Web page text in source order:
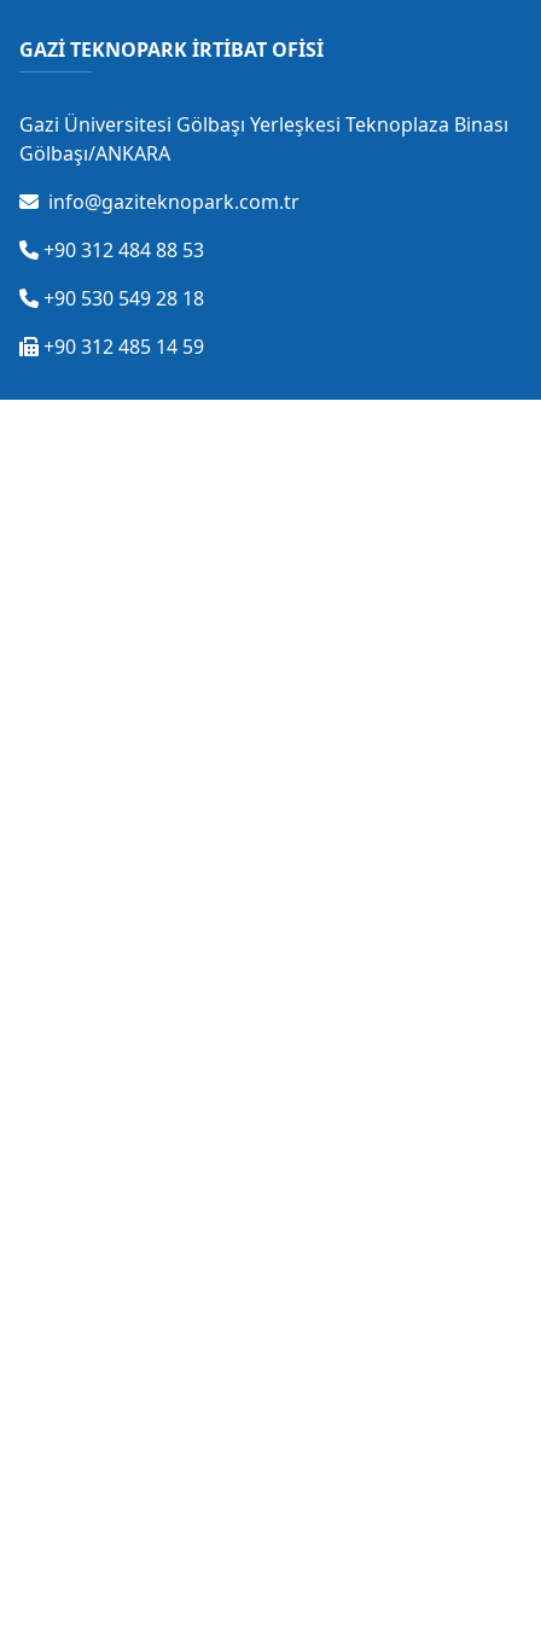
GAZİ TEKNOPARK İRTİBAT OFİSİ
Gazi Üniversitesi Gölbaşı Yerleşkesi Teknoplaza Binası
Gölbaşı/ANKARA
info@gaziteknopark.com.tr
+90 312 484 88 53
+90 530 549 28 18
+90 312 485 14 59